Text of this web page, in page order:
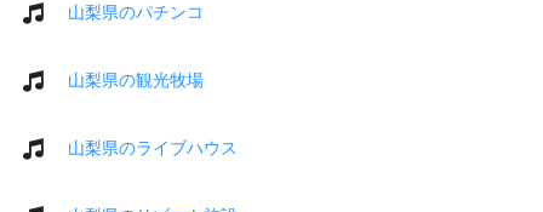
山梨県のパチンコ
山梨県の観光牧場
山梨県のライブハウス